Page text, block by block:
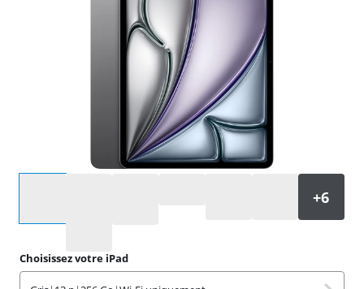
Choisissez votre iPad